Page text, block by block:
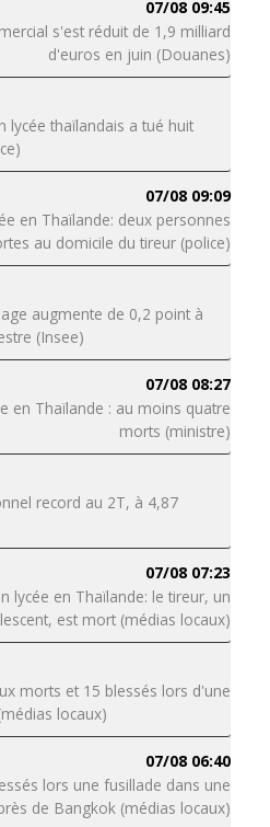
07/08 09:45
s'est réduit de 1,9 milliard
d'euros en juin (Douanes)
lycée thaïlandais a tué huit
07/08 09:09
en Thaïlande: deux personnes
au domicile du tireur (police)
augmente de 0,2 point à
(Insee)
07/08 08:27
en Thaïlande : au moins quatre
morts (ministre)
record au 2T, à 4,87
07/08 07:23
lycée en Thaïlande: le tireur, un
est mort (médias locaux)
morts et 15 blessés lors d'une
locaux)
07/08 06:40
lors une fusillade dans une
de Bangkok (médias locaux)